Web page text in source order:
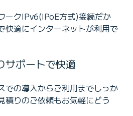
ークIPv6(IPoE方式)接続だか
快適にインターネットが利用で
サポートで快適
での導入からご利用までしっか
積りのご依頼もお気軽にどう